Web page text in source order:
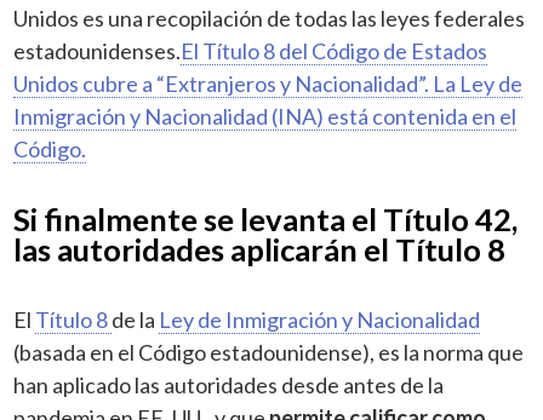
Unidos es una recopilación de todas las leyes federales
estadounidenses.El Título 8 del Código de Estados
Unidos cubre a “Extranjeros y Nacionalidad”. La Ley de
Inmigración y Nacionalidad (INA) está contenida en el
Código.
Si finalmente se levanta el Título 42,
las autoridades aplicarán el Título 8
El Título 8de la Ley de Inmigración y Nacionalidad
(basada en el Código estadounidense), es la norma que
han aplicado las autoridades desde antes de la